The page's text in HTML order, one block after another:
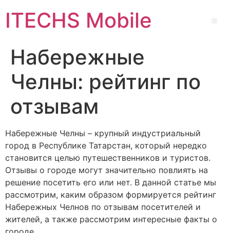
ITECHS Mobile
Набережные
Челны: рейтинг по
отзывам
Набережные Челны – крупный индустриальный
город в Республике Татарстан, который нередко
становится целью путешественников и туристов.
Отзывы о городе могут значительно повлиять на
решение посетить его или нет. В данной статье мы
рассмотрим, каким образом формируется рейтинг
Набережных Челнов по отзывам посетителей и
жителей, а также рассмотрим интересные факты о